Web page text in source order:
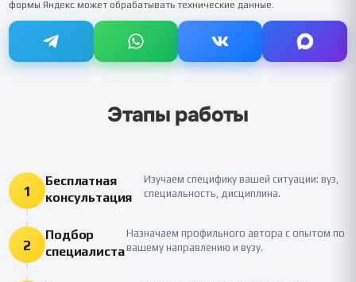
формы Яндекс может обрабатывать технические данные.
Этапы работы
1
Бесплатная
консультация
Изучаем специфику вашей ситуации: вуз,
специальность, дисциплина.
2
Подбор
специалиста
Назначаем профильного автора с опытом по
вашему направлению и вузу.